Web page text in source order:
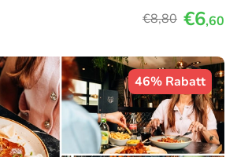
€8,80 €6,60
46% Rabatt